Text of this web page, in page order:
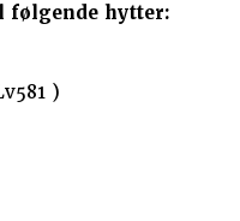
følgende hytter:
)